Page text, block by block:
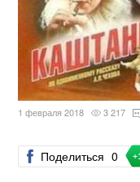
1 февраля 2018 3 217
Поделиться 0